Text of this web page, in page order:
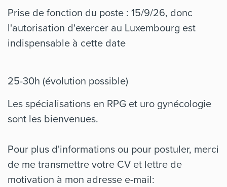
Prise de fonction du poste : 15/9/26, donc
l'autorisation d'exercer au Luxembourg est
indispensable à cette date
25-30h (évolution possible)
Les spécialisations en RPG et uro gynécologie
sont les bienvenues.
Pour plus d'informations ou pour postuler, merci
de me transmettre votre CV et lettre de
motivation à mon adresse e-mail: